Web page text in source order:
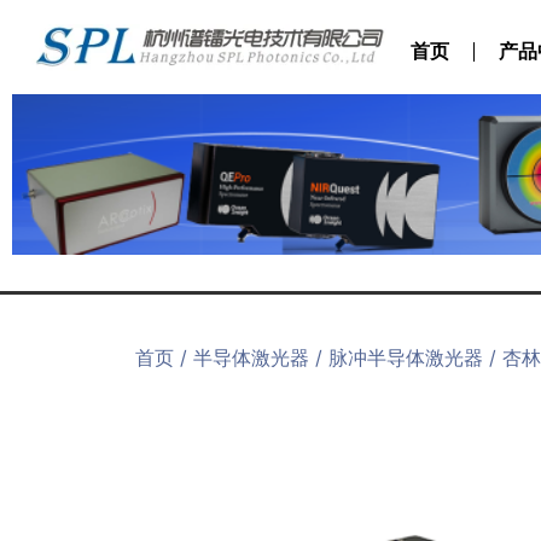
首页 产
首页 / 半导体激光器 / 脉冲半导体激光器 / 杏